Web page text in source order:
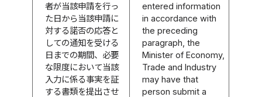
者が当該申請を行っ
た日から当該申請に
対する諾否の応答と
しての通知を受ける
日までの期間、必要
な限度において当該
入力に係る事実を証
する書類を提出させ
entered information
in accordance with
the preceding
paragraph, the
Minister of Economy,
Trade and Industry
may have that
person submit a